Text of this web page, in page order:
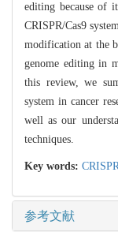
editing because of
CRISPR/Cas9
modification at the
genome editing in
this review, we
system in cancer
well as our
techniques.
Key words:
参考文献